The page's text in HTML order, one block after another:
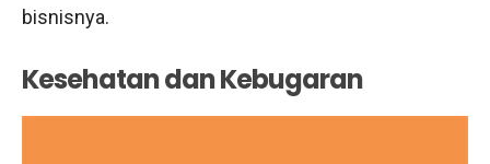
bisnisnya.
Kesehatan dan Kebugaran